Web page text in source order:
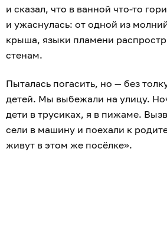
и сказал, что в ванной что-то
и ужаснулась: от одной из
крыша, языки пламени
стенам.
Пыталась погасить, но — без
детей. Мы выбежали на улицу.
дети в трусиках, я в пижаме.
сели в машину и поехали к
живут в этом же посёлке».